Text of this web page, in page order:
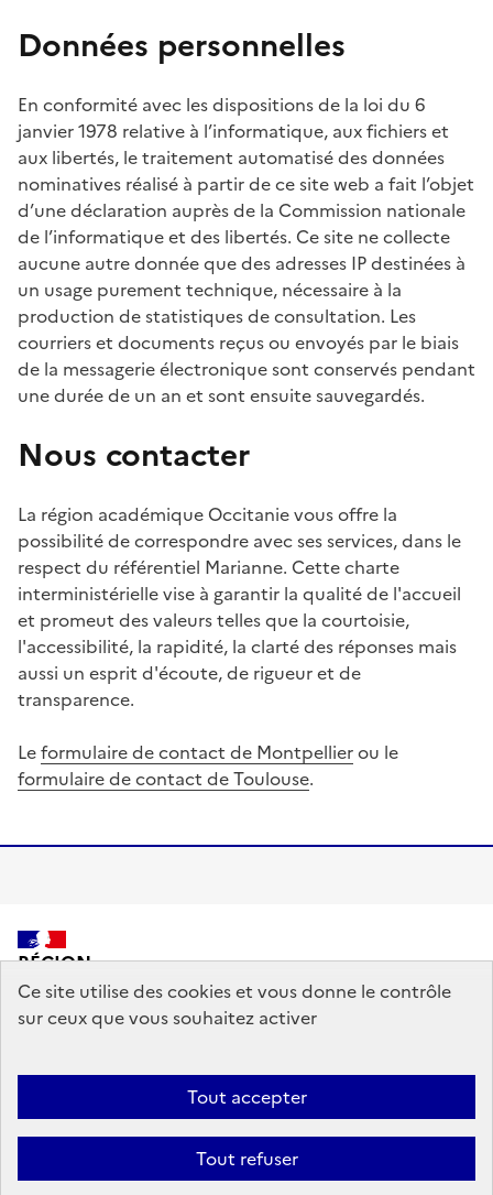
Données personnelles
En conformité avec les dispositions de la loi du 6
janvier 1978 relative à l’informatique, aux fichiers et
aux libertés, le traitement automatisé des données
nominatives réalisé à partir de ce site web a fait l’objet
d’une déclaration auprès de la Commission nationale
de l’informatique et des libertés. Ce site ne collecte
aucune autre donnée que des adresses IP destinées à
un usage purement technique, nécessaire à la
production de statistiques de consultation. Les
courriers et documents reçus ou envoyés par le biais
de la messagerie électronique sont conservés pendant
une durée de un an et sont ensuite sauvegardés.
Nous contacter
La région académique Occitanie vous offre la
possibilité de correspondre avec ses services, dans le
respect du référentiel Marianne. Cette charte
interministérielle vise à garantir la qualité de l'accueil
et promeut des valeurs telles que la courtoisie,
l'accessibilité, la rapidité, la clarté des réponses mais
aussi un esprit d'écoute, de rigueur et de
transparence.
Leformulaire de contact de Montpellierou le
formulaire de contact de Toulouse.
RÉGION
ACADÉMIQUE
OCCITANIE
Accessibilité : partiellement conforme Mentions légales
Se
connecter
Paramètres d'affichage
Ce site utilise des cookies et vous donne le contrôle
sur ceux que vous souhaitez activer
Tout accepter
Tout refuser